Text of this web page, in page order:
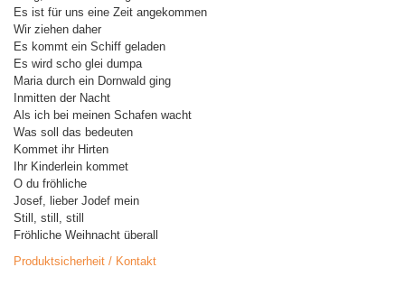
Es ist für uns eine Zeit angekommen
Wir ziehen daher
Es kommt ein Schiff geladen
Es wird scho glei dumpa
Maria durch ein Dornwald ging
Inmitten der Nacht
Als ich bei meinen Schafen wacht
Was soll das bedeuten
Kommet ihr Hirten
Ihr Kinderlein kommet
O du fröhliche
Josef, lieber Jodef mein
Still, still, still
Fröhliche Weihnacht überall
Produktsicherheit / Kontakt